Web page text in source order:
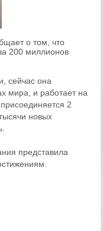
о том, что
200 миллионов
сейчас она
мира, и работает на
2
новых
представила